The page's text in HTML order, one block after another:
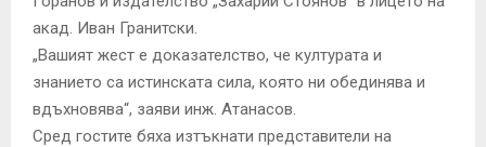
акад. Иван Гранитски.
„Вашият жест е доказателство, че културата и
знанието са истинската сила, която ни обединява и
вдъхновява“, заяви инж. Атанасов.
Сред гостите бяха изтъкнати представители на